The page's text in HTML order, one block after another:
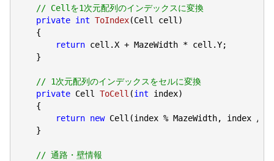
// Cellを1次元配列のインデックスに変換
private int ToIndex(Cell cell )
{
return cell.X + MazeWidth * cell.Y;
    }
// 1次元配列のインデックスをセルに変換
private Cell ToCell (int index)
{
return new Cell(index % MazeWidth, index /
    }
// 通路・壁情報